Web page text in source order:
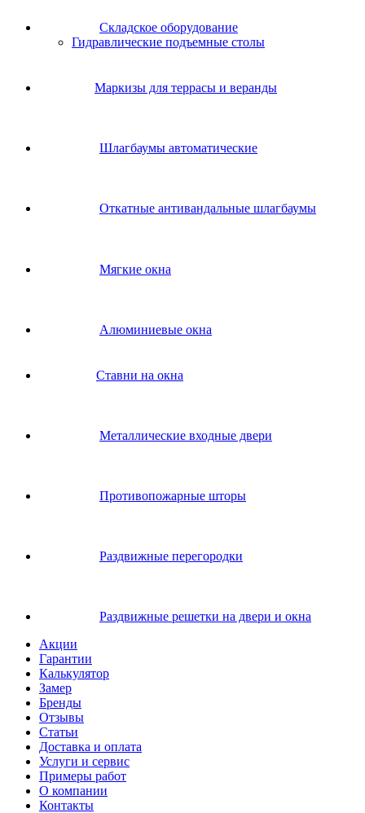
Складское оборудование
Гидравлические подъемные столы
Маркизы для террасы и веранды
Шлагбаумы автоматические
Откатные антивандальные шлагбаумы
Мягкие окна
Алюминиевые окна
Ставни на окна
Металлические входные двери
Противопожарные шторы
Раздвижные перегородки
Раздвижные решетки на двери и окна
Акции
Гарантии
Калькулятор
Замер
Бренды
Отзывы
Статьи
Доставка и оплата
Услуги и сервис
Примеры работ
О компании
Контакты